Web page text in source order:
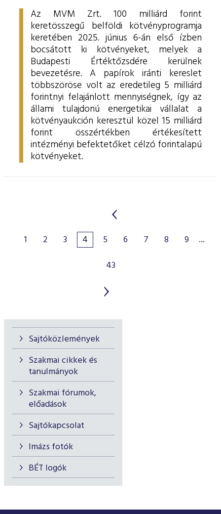
Sajtóközlemények
Szakmai cikkek és
tanulmányok
Szakmai fórumok,
előadások
Sajtókapcsolat
Imázs fotók
BÉT logók
Az MVM Zrt. 100 milliárd forint
keretösszegű belföldi kötvényprogramja
keretében 2025. június 6-án első ízben
bocsátott ki kötvényeket, melyek a
Budapesti Értéktőzsdére kerülnek
bevezetésre. A papírok iránti kereslet
többszöröse volt az eredetileg 5 milliárd
forintnyi felajánlott mennyiségnek, így az
állami tulajdonú energetikai vállalat a
kötvényaukción keresztül közel 15 milliárd
forint összértékben értékesített
intézményi befektetőket célzó forintalapú
kötvényeket.
1 2 3 4 5 6 7 8 9
...
43